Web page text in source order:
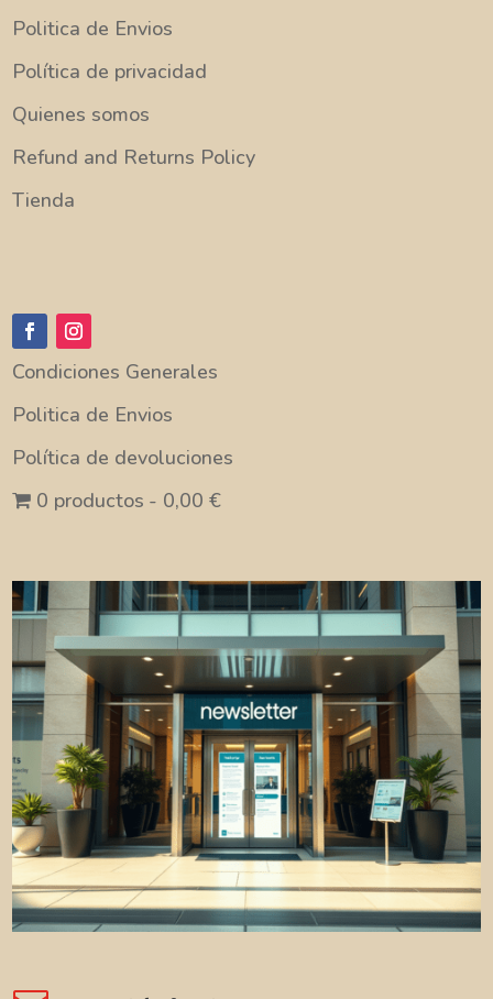
Politica de Envios
Política de privacidad
Quienes somos
Refund and Returns Policy
Tienda
Condiciones Generales
Politica de Envios
Política de devoluciones
0 productos
0,00 €